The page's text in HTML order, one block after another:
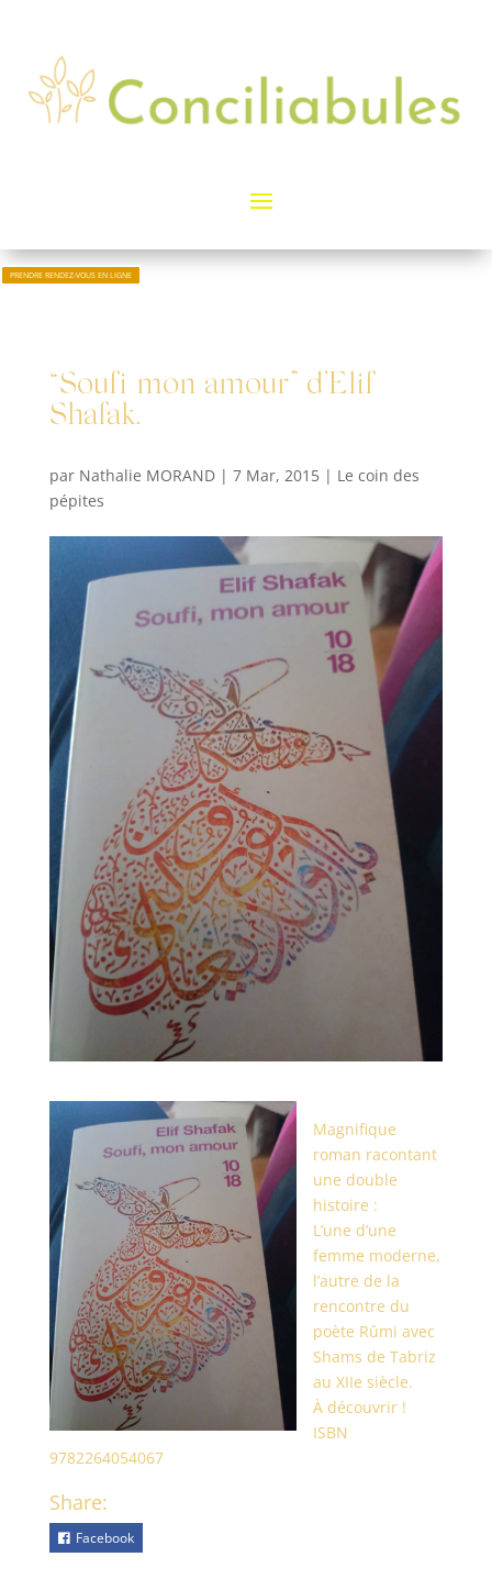
PRENDRE RENDEZ-VOUS EN LIGNE
“Soufi mon amour” d’Elif
Shafak.
par Nathalie MORAND| 7 Mar, 2015| Le coin des
pépites
Magnifique
roman racontant
une double
histoire :
L’une d’une
femme moderne,
l’autre de la
rencontre du
poète Rûmi avec
Shams de Tabriz
au XIIe siècle.
À découvrir !
ISBN
9782264054067
Share:
Facebook